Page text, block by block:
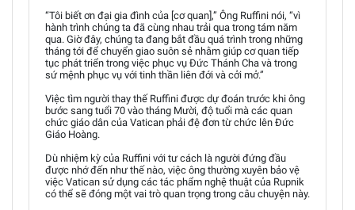
“Tôi biết ơn đại gia đình của [cơ quan],” Ông Ruffini nói, “vì
hành trình chúng ta đã cùng nhau trải qua trong tám năm
qua. Giờ đây, chúng ta đang bắt đầu quá trình trong những
tháng tới để chuyển giao suôn sẻ nhằm giúp cơ quan tiếp
tục phát triển trong việc phục vụ Đức Thánh Cha và trong
sứ mệnh phục vụ với tinh thần liên đới và cởi mở.”
Việc tìm người thay thế Ruffini được dự đoán trước khi ông
bước sang tuổi 70 vào tháng Mười, độ tuổi mà các quan
chức giáo dân của Vatican phải đệ đơn từ chức lên Đức
Giáo Hoàng.
Dù nhiệm kỳ của Ruffini với tư cách là người đứng đầu
được nhớ đến như thế nào, việc ông thường xuyên bảo vệ
việc Vatican sử dụng các tác phẩm nghệ thuật của Rupnik
có thể sẽ đóng một vai trò quan trọng trong câu chuyện này.